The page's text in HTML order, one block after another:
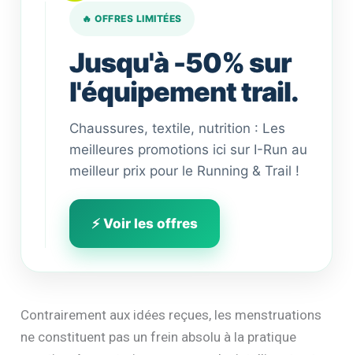
🔥 OFFRES LIMITÉES
Jusqu'à -50% sur
l'équipement trail.
Chaussures, textile, nutrition : Les
meilleures promotions ici sur I-Run au
meilleur prix pour le Running & Trail !
⚡ Voir les offres
Contrairement aux idées reçues, les menstruations
ne constituent pas un frein absolu à la pratique